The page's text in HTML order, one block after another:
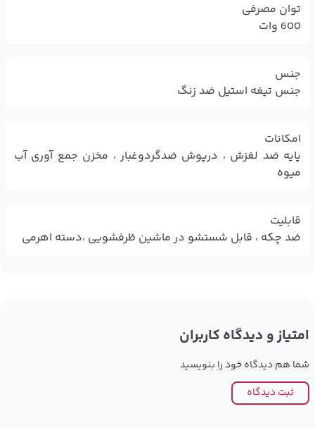
توان مصرفی
600 وات
جنس
جنس تیغه استیل ضد زنگ
امکانات
پایه ضد لغزش ، درپوش ضدگردوغبار ، مخزن جمع آوری آب
میوه
قابلیت
ضد چکه ، قابل شستشو در ماشین ظرفشویی ،دسته اهرمی
امتیاز و دیدگاه کاربران
شما هم دیدگاه خود را بنویسید
ثبت دیدگاه